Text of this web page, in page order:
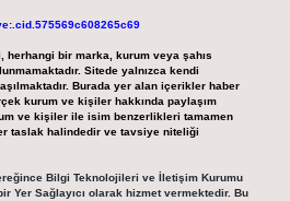
herhangi bir marka, kurum veya şahıs
Sitede yalnızca kendi
Burada yer alan içerikler haber
kurum ve kişiler hakkında paylaşım
ve kişiler ile isim benzerlikleri tamamen
taslak halindedir ve tavsiye niteliği
Bilgi Teknolojileri ve İletişim Kurumu
Yer Sağlayıcı olarak hizmet vermektedir. Bu